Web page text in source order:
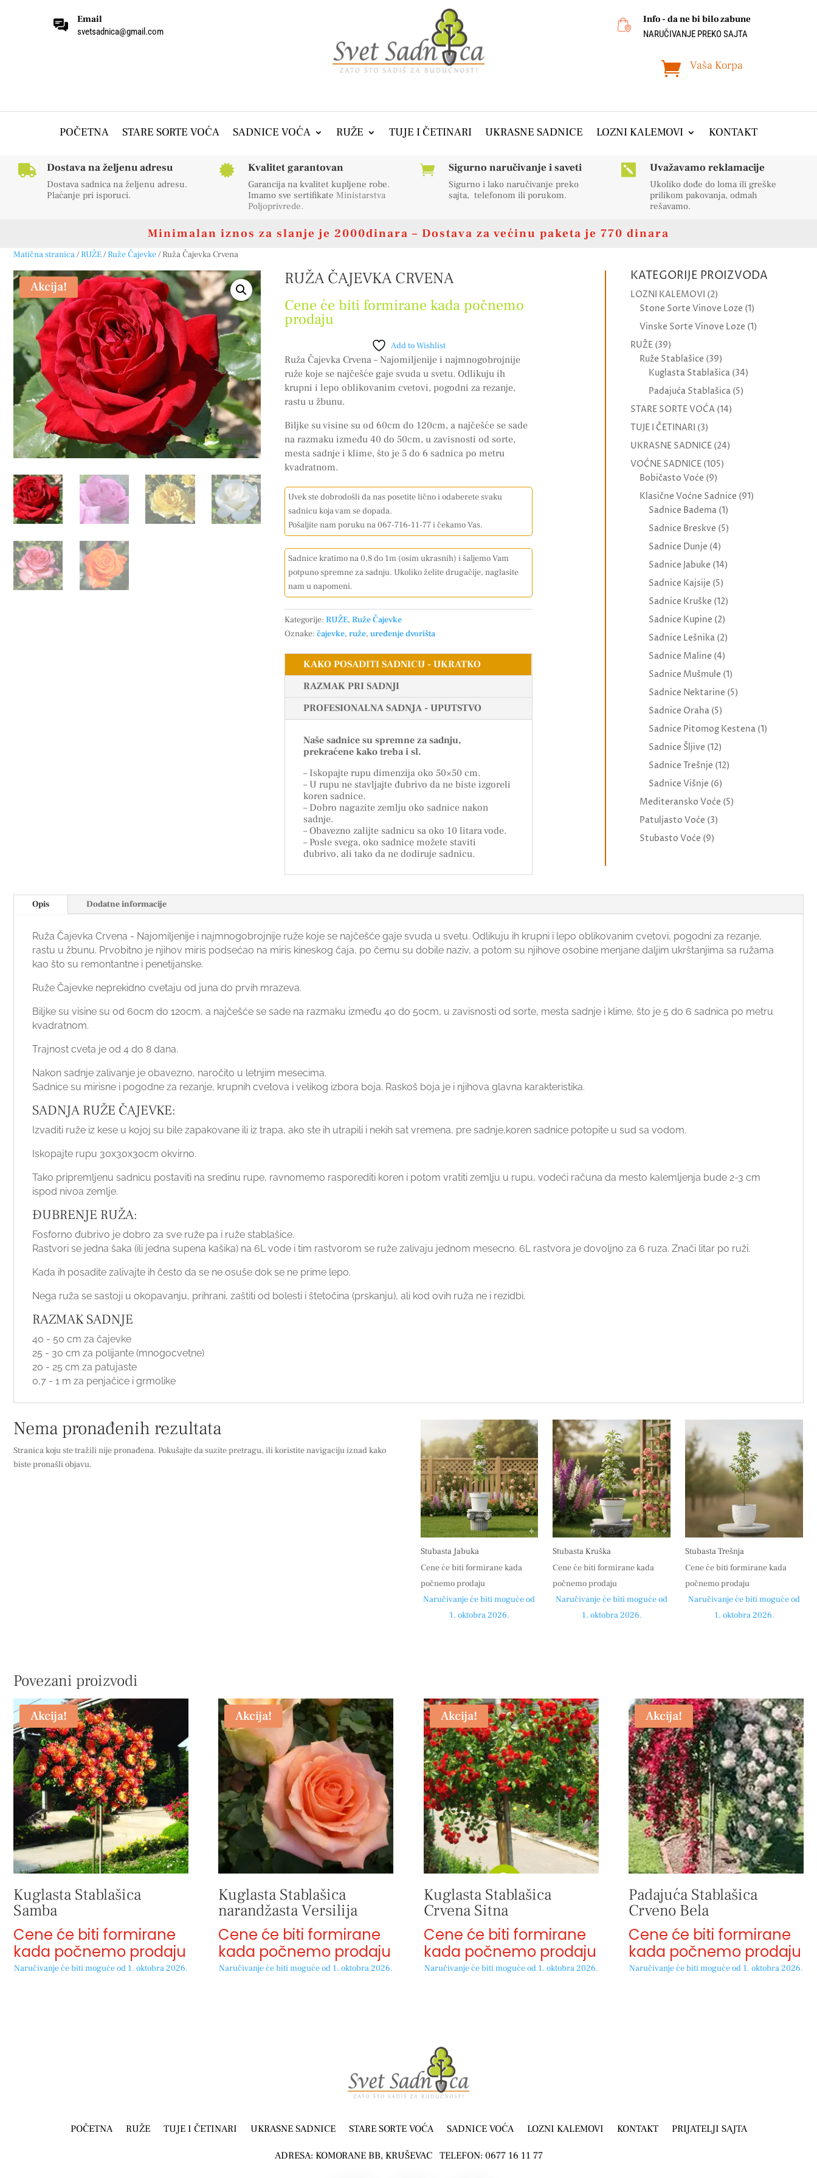
Email
svetsadnica@gmail.com
Info - da ne bi bilo zabune
NARUČIVANJE PREKO SAJTA
 Vaša Korpa
POČETNA STARE SORTE VOĆA SADNICE VOĆA RUŽE TUJE I ČETINARI UKRASNE SADNICE LOZNI KALEMOVI KONTAKT
 Dostava na željenu adresu
Dostava sadnica na željenu adresu.
Plaćanje pri isporuci.
 Kvalitet garantovan
Garancija na kvalitet kupljene robe.
Imamo sve sertifikate Ministarstva
Poljoprivrede.
 Sigurno naručivanje i saveti
Sigurno i lako naručivanje preko
sajta, telefonom ili porukom.
 Uvažavamo reklamacije
Ukoliko dođe do loma ili greške
prilikom pakovanja, odmah
rešavamo.
Minimalan iznos za slanje je 2000dinara – Dostava za većinu paketa je 770 dinara
Matična stranica/RUŽE/Ruže Čajevke/ Ruža Čajevka Crvena
Akcija! RUŽA ČAJEVKA CRVENA
Cene će biti formirane kada počnemo
prodaju
Add to Wishlist
Ruža Čajevka Crvena – Najomiljenije i najmnogobrojnije
ruže koje se najčešće gaje svuda u svetu. Odlikuju ih
krupni i lepo oblikovanim cvetovi, pogodni za rezanje,
rastu u žbunu.
Biljke su visine su od 60cm do 120cm, a najčešće se sade
na razmaku između 40 do 50cm, u zavisnosti od sorte,
mesta sadnje i klime, što je 5 do 6 sadnica po metru
kvadratnom.
Uvek ste dobrodošli da nas posetite lično i odaberete svaku
sadnicu koja vam se dopada.
Pošaljite nam poruku na 067-716-11-77 i čekamo Vas.
Sadnice kratimo na 0,8 do 1m (osim ukrasnih) i šaljemo Vam
potpuno spremne za sadnju. Ukoliko želite drugačije, naglasite
nam u napomeni.
Kategorije:RUŽE,Ruže Čajevke
Oznake:čajevke,ruže,uređenje dvorišta
KAKO POSADITI SADNICU - UKRATKO
RAZMAK PRI SADNJI
PROFESIONALNA SADNJA - UPUTSTVO
Naše sadnice su spremne za sadnju,
prekraćene kako treba i sl.
– Iskopajte rupu dimenzija oko 50×50 cm.
– U rupu ne stavljajte đubrivo da ne biste izgoreli
koren sadnice.
– Dobro nagazite zemlju oko sadnice nakon
sadnje.
– Obavezno zalijte sadnicu sa oko 10 litara vode.
– Posle svega, oko sadnice možete staviti
đubrivo, ali tako da ne dodiruje sadnicu.
KATEGORIJE PROIZVODA
LOZNI KALEMOVI (2)
Stone Sorte Vinove Loze (1)
Vinske Sorte Vinove Loze (1)
RUŽE (39)
Ruže Stablašice (39)
Kuglasta Stablašica (34)
Padajuća Stablašica (5)
STARE SORTE VOĆA (14)
TUJE I ČETINARI (3)
UKRASNE SADNICE (24)
VOĆNE SADNICE (105)
Bobičasto Voće (9)
Klasične Voćne Sadnice (91)
Sadnice Badema (1)
Sadnice Breskve (5)
Sadnice Dunje (4)
Sadnice Jabuke (14)
Sadnice Kajsije (5)
Sadnice Kruške (12)
Sadnice Kupine (2)
Sadnice Lešnika (2)
Sadnice Maline (4)
Sadnice Mušmule (1)
Sadnice Nektarine (5)
Sadnice Oraha (5)
Sadnice Pitomog Kestena (1)
Sadnice Šljive (12)
Sadnice Trešnje (12)
Sadnice Višnje (6)
Mediteransko Voće (5)
Patuljasto Voće (3)
Stubasto Voće (9)
Opis Dodatne informacije
Ruža Čajevka Crvena - Najomiljenije i najmnogobrojnije ruže koje se najčešće gaje svuda u svetu. Odlikuju ih krupni i lepo oblikovanim cvetovi, pogodni za rezanje,
rastu u žbunu. Prvobitno je njihov miris podsećao na miris kineskog čaja, po čemu su dobile naziv, a potom su njihove osobine menjane daljim ukrštanjima sa ružama
kao što su remontantne i penetijanske.
Ruže Čajevke neprekidno cvetaju od juna do prvih mrazeva.
Biljke su visine su od 60cm do 120cm, a najčešće se sade na razmaku između 40 do 50cm, u zavisnosti od sorte, mesta sadnje i klime, što je 5 do 6 sadnica po metru
kvadratnom.
Trajnost cveta je od 4 do 8 dana.
Nakon sadnje zalivanje je obavezno, naročito u letnjim mesecima.
Sadnice su mirisne i pogodne za rezanje, krupnih cvetova i velikog izbora boja. Raskoš boja je i njihova glavna karakteristika.
SADNJA RUŽE ČAJEVKE:
Izvaditi ruže iz kese u kojoj su bile zapakovane ili iz trapa, ako ste ih utrapili i nekih sat vremena, pre sadnje,koren sadnice potopite u sud sa vodom.
Iskopajte rupu 30x30x30cm okvirno.
Tako pripremljenu sadnicu postaviti na sredinu rupe, ravnomemo rasporediti koren i potom vratiti zemlju u rupu, vodeći računa da mesto kalemljenja bude 2-3 cm
ispod nivoa zemlje.
ĐUBRENJE RUŽA:
Fosforno đubrivo je dobro za sve ruže pa i ruže stablašice.
Rastvori se jedna šaka (ili jedna supena kašika) na 6L vode i tim rastvorom se ruže zalivaju jednom mesecno. 6L rastvora je dovoljno za 6 ruza. Znači litar po ruži.
Kada ih posadite zalivajte ih često da se ne osuše dok se ne prime lepo.
Nega ruža se sastoji u okopavanju, prihrani, zaštiti od bolesti i štetočina (prskanju), ali kod ovih ruža ne i rezidbi.
RAZMAK SADNJE
40 - 50 cm za čajevke
25 - 30 cm za polijante (mnogocvetne)
20 - 25 cm za patujaste
0,7 - 1 m za penjačice i grmolike
Nema pronađenih rezultata
Stranica koju ste tražili nije pronađena. Pokušajte da suzite pretragu, ili koristite navigaciju iznad kako
biste pronašli objavu.
Stubasta Jabuka
Cene će biti formirane kada
počnemo prodaju
Naručivanje će biti moguće od
1. oktobra 2026.
Stubasta Kruška
Cene će biti formirane kada
počnemo prodaju
Naručivanje će biti moguće od
1. oktobra 2026.
Stubasta Trešnja
Cene će biti formirane kada
počnemo prodaju
Naručivanje će biti moguće od
1. oktobra 2026.
Povezani proizvodi
Akcija!
Kuglasta Stablašica
Samba
Cene će biti formirane
kada počnemo prodaju
Naručivanje će biti moguće od 1. oktobra 2026.
Akcija!
Kuglasta Stablašica
narandžasta Versilija
Cene će biti formirane
kada počnemo prodaju
Naručivanje će biti moguće od 1. oktobra 2026.
Akcija!
Kuglasta Stablašica
Crvena Sitna
Cene će biti formirane
kada počnemo prodaju
Naručivanje će biti moguće od 1. oktobra 2026.
Akcija!
Padajuća Stablašica
Crveno Bela
Cene će biti formirane
kada počnemo prodaju
Naručivanje će biti moguće od 1. oktobra 2026.
POČETNA RUŽE TUJE I ČETINARI UKRASNE SADNICE STARE SORTE VOĆA SADNICE VOĆA LOZNI KALEMOVI KONTAKT PRIJATELJI SAJTA
ADRESA: KOMORANE BB, KRUŠEVAC TELEFON: 0677 16 11 77